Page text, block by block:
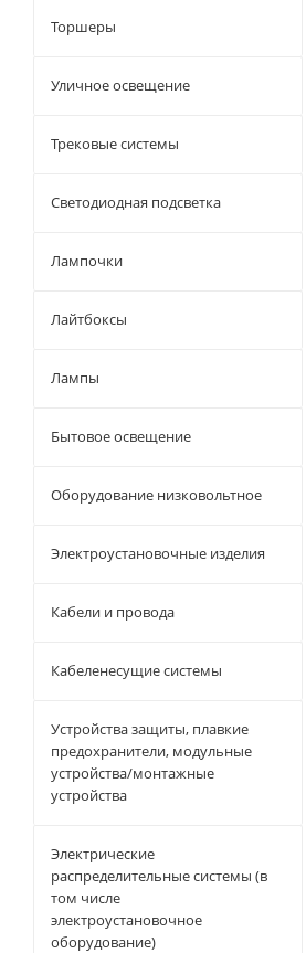
Торшеры
Уличное освещение
Трековые системы
Светодиодная подсветка
Лампочки
Лайтбоксы
Лампы
Бытовое освещение
Оборудование низковольтное
Электроустановочные изделия
Кабели и провода
Кабеленесущие системы
Устройства защиты, плавкие
предохранители, модульные
устройства/монтажные
устройства
Электрические
распределительные системы (в
том числе
электроустановочное
оборудование)